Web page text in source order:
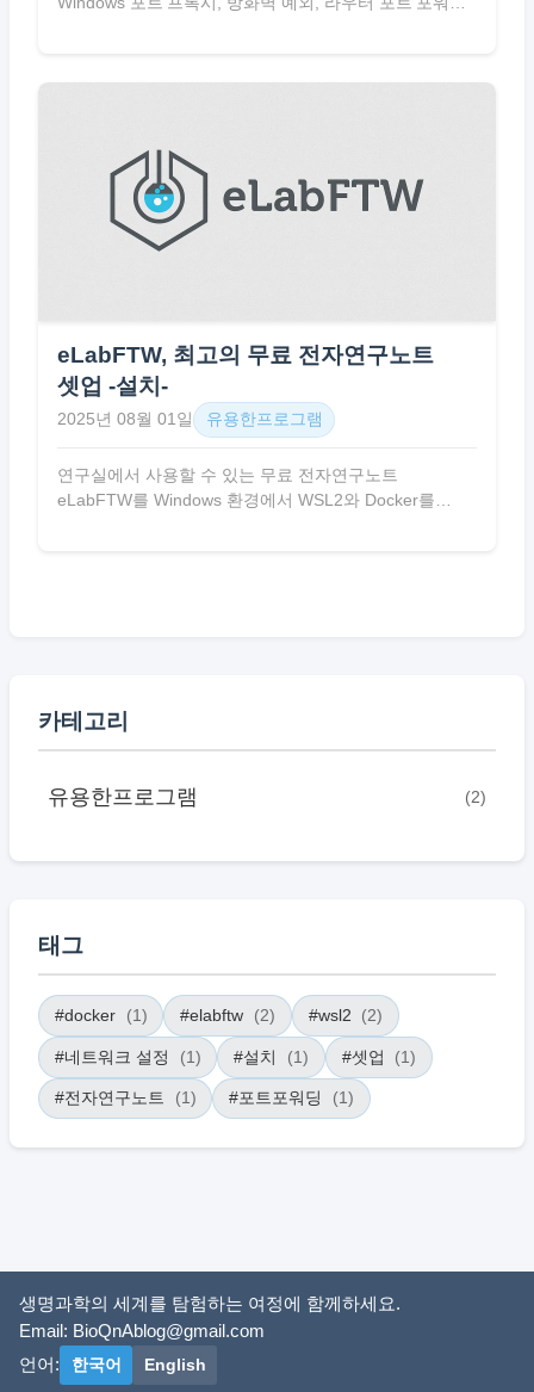
eLabFTW, 최고의 무료 전자연구노트
셋업 -설치-
2025년 08월 01일 유용한프로그램
연구실에서 사용할 수 있는 무료 전자연구노트
eLabFTW를 Windows 환경에서 WSL2와 Docker를
카테고리
유용한프로그램 (2)
태그
#docker (1) #elabftw (2) #wsl2 (2)
#네트워크 설정 (1) #설치 (1) #셋업 (1)
#전자연구노트 (1) #포트포워딩 (1)
생명과학의 세계를 탐험하는 여정에 함께하세요.
Email: BioQnAblog@gmail.com
언어:
한국어 English